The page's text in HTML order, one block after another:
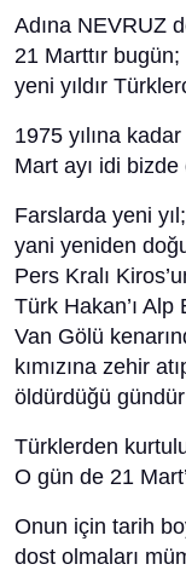
Adına NEVRUZ
21 Marttır bugün;
yeni yıldır
1975 yılına
Mart ayı idi bizde
Farslarda yeni yıl;
yani yeniden
Pers Kralı
Türk Hakan’ı Alp
Van Gölü
kımızına zehir
öldürdüğü
Türklerden
O gün de 21
Onun için tarih
dost olmaları